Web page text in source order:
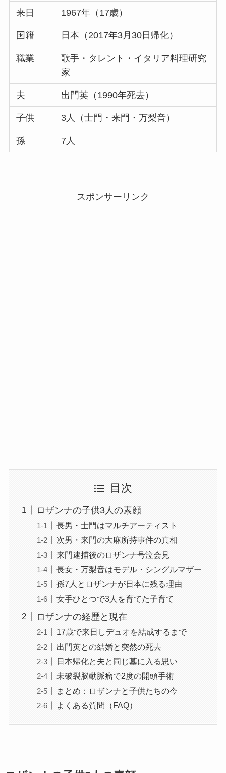
来日 1967年（17歳）
国籍 日本（2017年3月30日帰化）
職業
歌手・タレント・イタリア料理研究
家
夫 出門英（1990年死去）
子供 3人（士門・来門・万梨音）
孫 7人
スポンサーリンク
目次
ロザンナの子供3人の素顔
長男・士門はマルチアーティスト
次男・来門の大麻所持事件の真相
来門逮捕後のロザンナ号泣会見
長女・万梨音はモデル・シングルマザー
孫7人とロザンナが日本に残る理由
女手ひとつで3人を育てた子育て
ロザンナの経歴と現在
17歳で来日しデュオを結成するまで
出門英との結婚と突然の死去
日本帰化と夫と同じ墓に入る思い
未破裂脳動脈瘤で2度の開頭手術
まとめ：ロザンナと子供たちの今
よくある質問（FAQ）